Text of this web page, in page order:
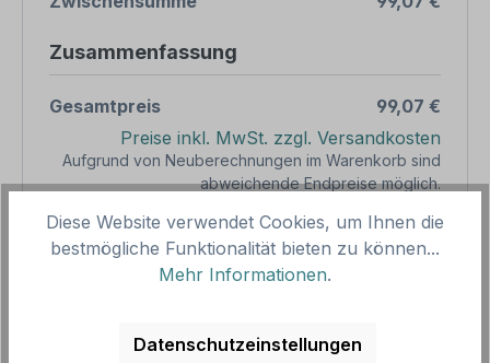
Zusammenfassung
Gesamtpreis
99,07 €
Preise inkl. MwSt. zzgl. Versandkosten
Aufgrund von Neuberechnungen im Warenkorb sind
abweichende Endpreise möglich.
Produkt Anzahl: Gib den
1 In den Warenkorb
Vorlagenummer: FE-02
Diese Website verwendet Cookies, um Ihnen die
bestmögliche Funktionalität bieten zu können...
Mehr Informationen.
Datenschutzeinstellungen